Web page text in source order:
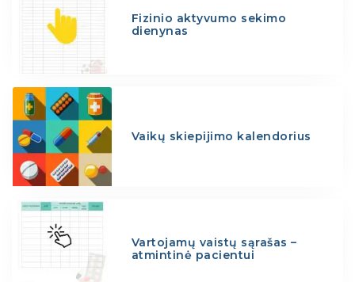
Fizinio aktyvumo sekimo
dienynas
Vaikų skiepijimo kalendorius
Vartojamų vaistų sąrašas –
atmintinė pacientui